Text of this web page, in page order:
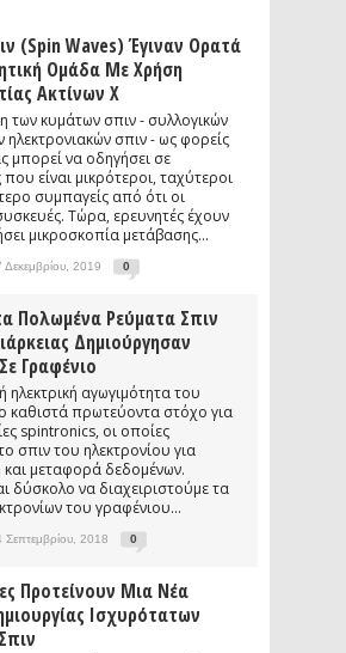
(spin Waves) Έγιναν Ορατά
Ομάδα Με Χρήση
Ακτίνων Χ
των κυμάτων σπιν - συλλογικών
σπιν - ως φορείς
μπορεί να οδηγήσει σε
είναι μικρότεροι, ταχύτεροι
συμπαγείς από ότι οι
Τώρα, ερευνητές έχουν
μικροσκοπία μετάβασης...
Δεκεμβρίου, 2019 0
Πολωμένα Ρεύματα Σπιν
Δημιούργησαν
Γραφένιο
ηλεκτρική αγωγιμότητα του
καθιστά πρωτεύοντα στόχο για
spintronics, οι οποίες
σπιν του ηλεκτρονίου για
μεταφορά δεδομένων.
δύσκολο να διαχειριστούμε τα
του γραφένιου...
Σεπτεμβρίου, 2018 0
Προτείνουν Μια Νέα
Ισχυρότατων